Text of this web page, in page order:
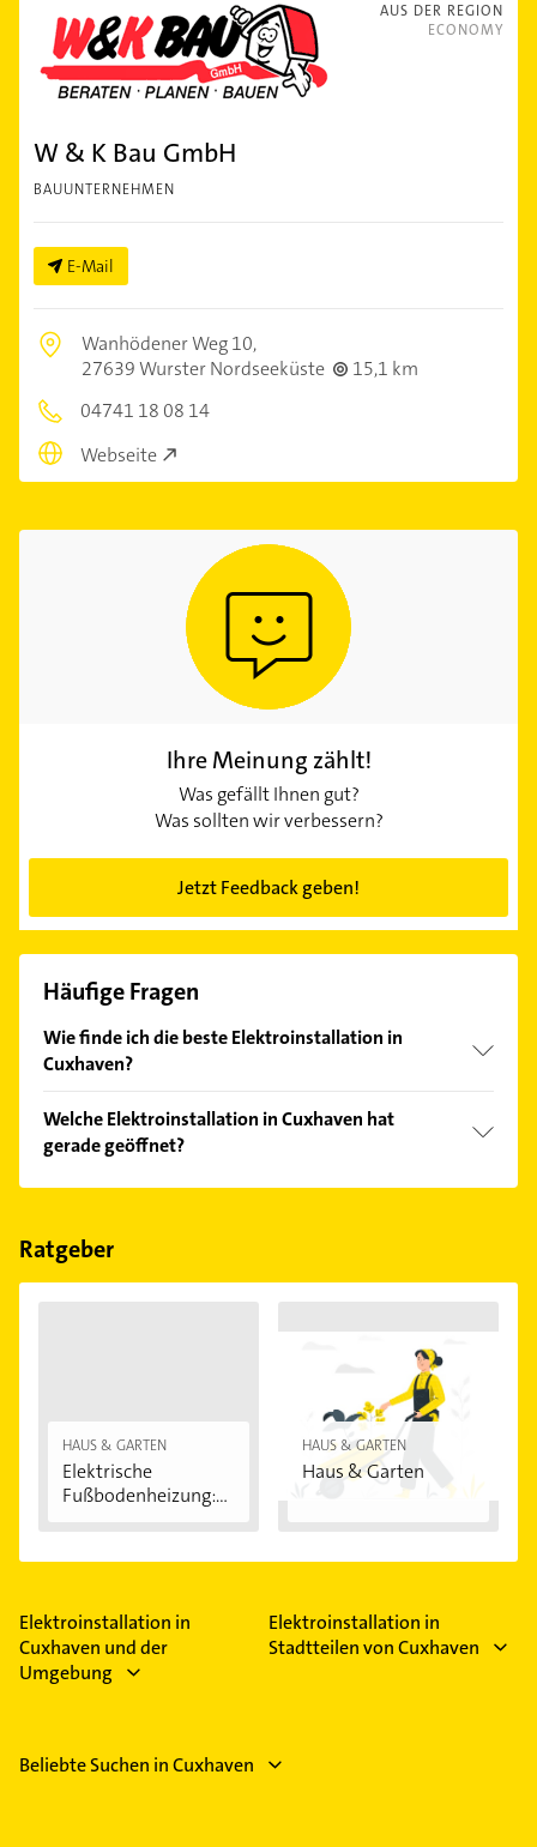
AUS DER REGION
ECONOMY
W & K Bau GmbH
BAUUNTERNEHMEN
E-Mail
Wanhödener Weg 10,
27639 Wurster Nordseeküste
15,1 km
04741 18 08 14
Webseite
Ihre Meinung zählt!
Was gefällt Ihnen gut?
Was sollten wir verbessern?
Jetzt Feedback geben!
Häufige Fragen
Wie finde ich die beste Elektroinstallation in
Cuxhaven?
Kundenmeinungen und profitieren Sie von den
Empfehlungen. Die Suchergebnisse können Sie sich
einfach nachBewertungensortiert anzeigen lassen.
Welche Elektroinstallation in Cuxhaven hat
gerade geöffnet?
Im Anbieter-Bereich finden Sie alleÖffnungszeiten.
Feiertagen abweichen können.
Ratgeber
HAUS & GARTEN
Elektrische
Fußbodenheizung:
HAUS & GARTEN
Haus & Garten
Elektroinstallation in
Cuxhaven und der
Umgebung
Elektroinstallation in
Stadtteilen von Cuxhaven
Beliebte Suchen in Cuxhaven